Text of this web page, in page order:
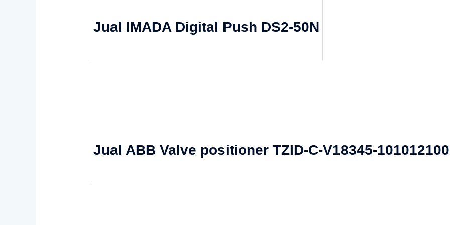
Jual IMADA Digital Push DS2-50N
Jual ABB Valve positioner TZID-C-V18345-